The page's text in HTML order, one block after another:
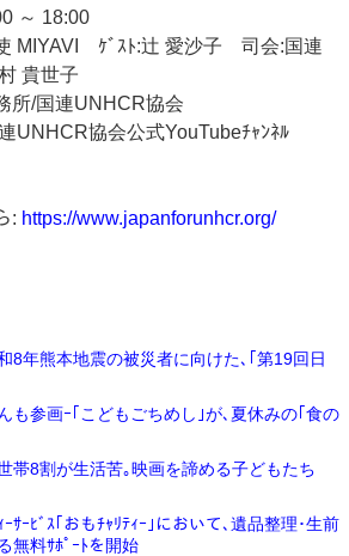
～ 18:00
MIYAVI ｹﾞｽﾄ:辻 愛沙子 司会:国連
貴世子
所/国連UNHCR協会
UNHCR協会公式YouTubeﾁｬﾝﾈﾙ
: https://www.japanforunhcr.org/
8年熊本地震の被災者に向けた､｢第19回日
も参画ｰ｢こどもごちめし｣が､夏休みの｢食の
帯8割が生活苦｡映画を諦める子どもたち
ｰｻｰﾋﾞｽ｢おもﾁｬﾘﾃｨｰ｣において､遺品整理･生前
無料ｻﾎﾟｰﾄを開始